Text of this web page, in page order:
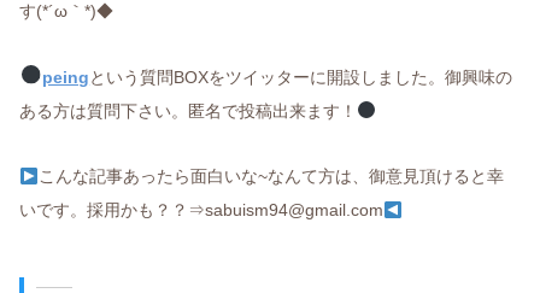
す(*´ω｀*)◆
peingという質問BOXをツイッターに開設しました。御興味の
ある方は質問下さい。匿名で投稿出来ます！
こんな記事あったら面白いな~なんて方は、御意見頂けると幸
いです。採用かも？？⇒sabuism94@gmail.com